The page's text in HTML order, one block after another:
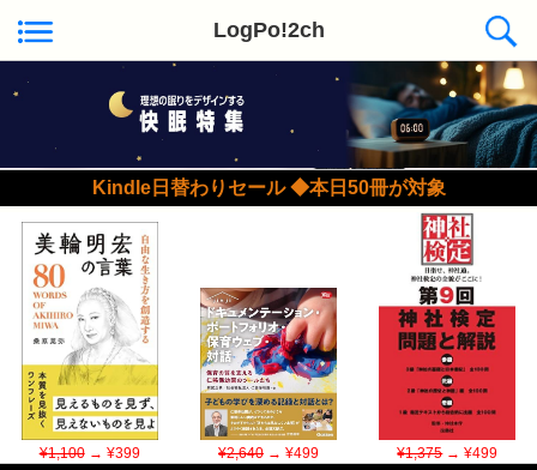
LogPo!2ch
Kindle日替わりセール ◆本日50冊が対象
¥1,100→ ¥399 ¥2,640→ ¥499 ¥1,375→ ¥499